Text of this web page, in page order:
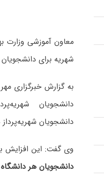
معاون آموزشی وزارت
شهریه برای
به گزارش خبرگزاری
دانشجویان
دانشجویان
وی گفت: این افزایش
دانشجویان هر دانشگاه